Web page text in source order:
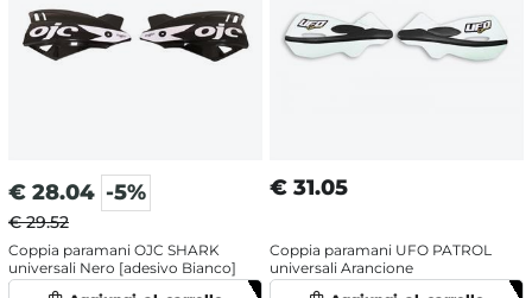
€ 28.04 -5%
€ 29.52
Coppia paramani OJC SHARK
universali Nero [adesivo Bianco]
€ 31.05
Coppia paramani UFO PATROL
universali Arancione